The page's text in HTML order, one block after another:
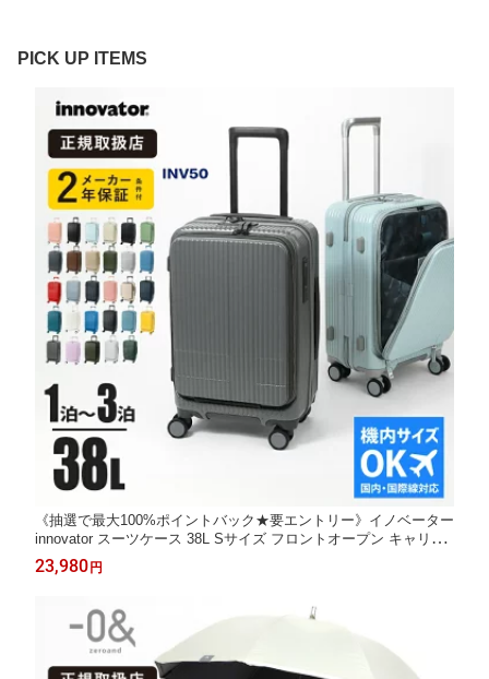
PICK UP ITEMS
《抽選で最大100%ポイントバック★要エントリー》イノベーター
innovator スーツケース 38L Sサイズ フロントオープン キャリー
ケース 4輪 機内持ち込み 1泊 2泊 各色 [正規品2年保証] [送料無料]
INV50 | ブランド [正規取扱店]
23,980 円